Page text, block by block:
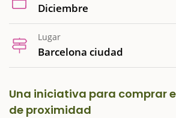
Diciembre
Lugar
Barcelona ciudad
Una iniciativa para comprar
de proximidad